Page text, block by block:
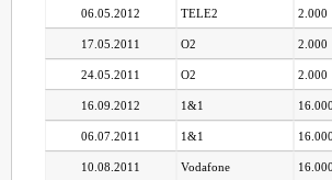
06.05.2012 TELE2 2.000
17.05.2011 O2 2.000
24.05.2011 O2 2.000
16.09.2012 1&1 16.000
06.07.2011 1&1 16.000
10.08.2011 Vodafone 16.000